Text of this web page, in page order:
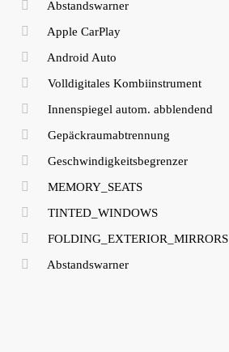
Abstandswarner
Apple CarPlay
Android Auto
Volldigitales Kombiinstrument
Innenspiegel autom. abblendend
Gepäckraumabtrennung
Geschwindigkeitsbegrenzer
MEMORY_SEATS
TINTED_WINDOWS
FOLDING_EXTERIOR_MIRRORS
Abstandswarner